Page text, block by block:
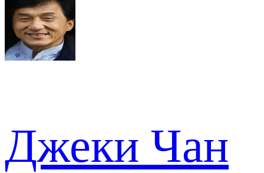
Джеки Чан